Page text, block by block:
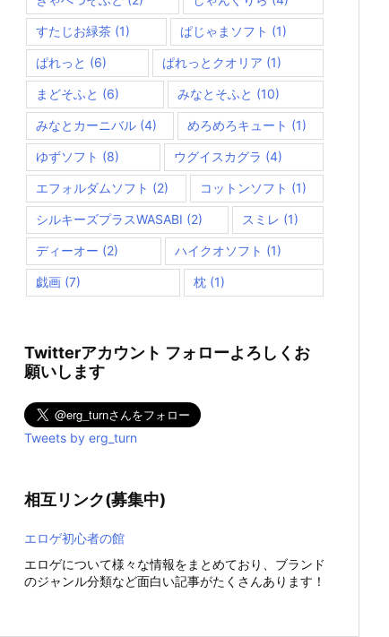
すたじお緑茶 (1) ぱじゃまソフト (1)
ぱれっと (6) ぱれっとクオリア (1)
まどそふと (6) みなとそふと (10)
みなとカーニバル (4) めろめろキュート (1)
ゆずソフト (8) ウグイスカグラ (4)
エフォルダムソフト (2) コットンソフト (1)
シルキーズプラスWASABI (2) スミレ (1)
ディーオー (2) ハイクオソフト (1)
戯画 (7) 枕(1)
Twitterアカウント フォローよろしくお
願いします
Tweets by erg_turn
相互リンク(募集中)
エロゲ初心者の館
エロゲについて様々な情報をまとめており、ブランド
のジャンル分類など面白い記事がたくさんあります！